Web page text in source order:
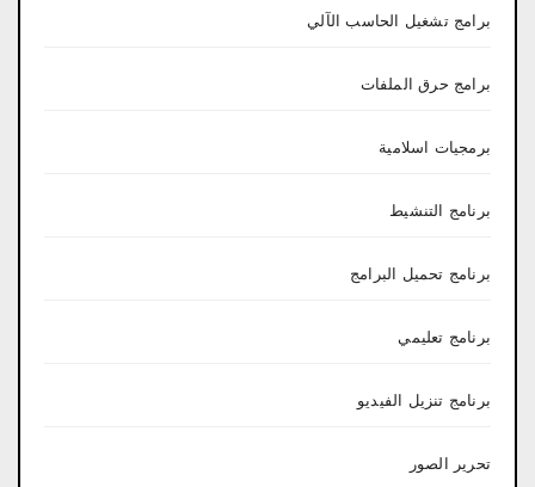
برامج تشغيل الحاسب الآلي
برامج حرق الملفات
برمجيات اسلامية
برنامج التنشيط
برنامج تحميل البرامج
برنامج تعليمي
برنامج تنزيل الفيديو
تحرير الصور